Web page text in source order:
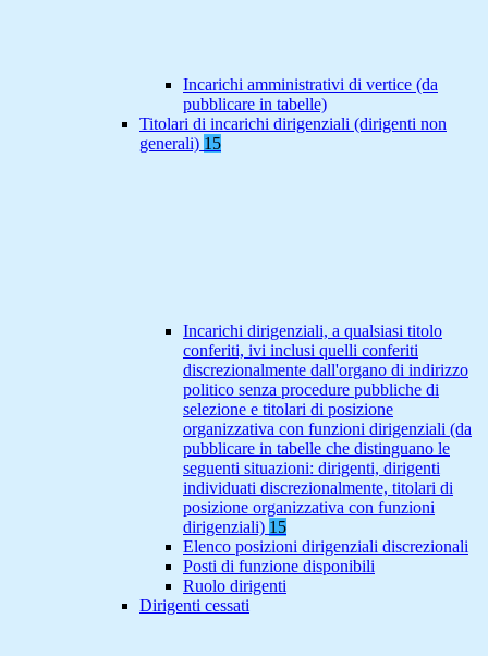
Incarichi amministrativi di vertice (da
pubblicare in tabelle)
Titolari di incarichi dirigenziali (dirigenti non
generali) 15
Incarichi dirigenziali, a qualsiasi titolo
conferiti, ivi inclusi quelli conferiti
discrezionalmente dall'organo di indirizzo
politico senza procedure pubbliche di
selezione e titolari di posizione
organizzativa con funzioni dirigenziali (da
pubblicare in tabelle che distinguano le
seguenti situazioni: dirigenti, dirigenti
individuati discrezionalmente, titolari di
posizione organizzativa con funzioni
dirigenziali) 15
Elenco posizioni dirigenziali discrezionali
Posti di funzione disponibili
Ruolo dirigenti
Dirigenti cessati